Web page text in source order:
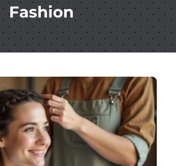
Fashion